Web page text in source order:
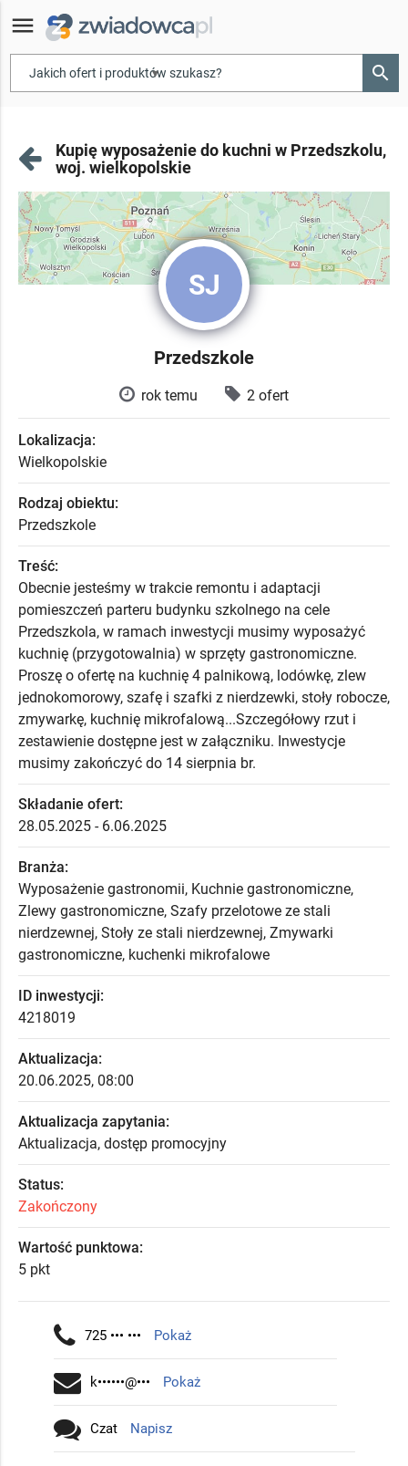
menu
▾ search
Kupię wyposażenie do kuchni w Przedszkolu,
woj. wielkopolskie
SJ
Przedszkole
rok temu 2 ofert
Lokalizacja:
Wielkopolskie
Rodzaj obiektu:
Przedszkole
Treść:
Obecnie jesteśmy w trakcie remontu i adaptacji
pomieszczeń parteru budynku szkolnego na cele
Przedszkola, w ramach inwestycji musimy wyposażyć
kuchnię (przygotowalnia) w sprzęty gastronomiczne.
Proszę o ofertę na kuchnię 4 palnikową, lodówkę, zlew
jednokomorowy, szafę i szafki z nierdzewki, stoły robocze,
zmywarkę, kuchnię mikrofalową...Szczegółowy rzut i
zestawienie dostępne jest w załączniku. Inwestycje
musimy zakończyć do 14 sierpnia br.
Składanie ofert:
28.05.2025 - 6.06.2025
Branża:
Wyposażenie gastronomii, Kuchnie gastronomiczne,
Zlewy gastronomiczne, Szafy przelotowe ze stali
nierdzewnej, Stoły ze stali nierdzewnej, Zmywarki
gastronomiczne, kuchenki mikrofalowe
ID inwestycji:
4218019
Aktualizacja:
20.06.2025, 08:00
Aktualizacja zapytania:
Aktualizacja, dostęp promocyjny
Status:
Zakończony
Wartość punktowa:
5 pkt
725 ••• ••• Pokaż
k••••••@••• Pokaż
Czat Napisz